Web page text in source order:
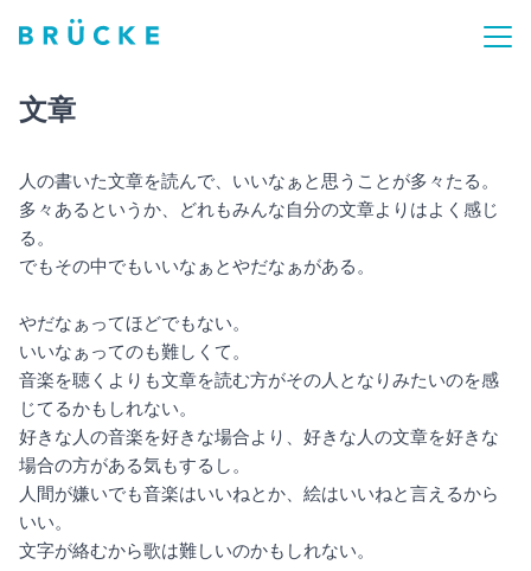
文章
人の書いた文章を読んで、いいなぁと思うことが多々たる。
多々あるというか、どれもみんな自分の文章よりはよく感じ
る。
でもその中でもいいなぁとやだなぁがある。
やだなぁってほどでもない。
いいなぁってのも難しくて。
音楽を聴くよりも文章を読む方がその人となりみたいのを感
じてるかもしれない。
好きな人の音楽を好きな場合より、好きな人の文章を好きな
場合の方がある気もするし。
人間が嫌いでも音楽はいいねとか、絵はいいねと言えるから
いい。
文字が絡むから歌は難しいのかもしれない。